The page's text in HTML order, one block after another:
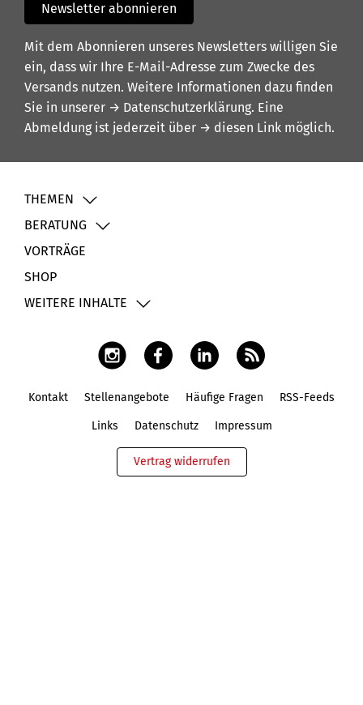
Newsletter abonnieren
Mit dem Abonnieren unseres Newsletters willigen Sie
ein, dass wir Ihre E-Mail-Adresse zum Zwecke des
Versands nutzen. Weitere Informationen dazu finden
Sie in unserer → Datenschutzerklärung. Eine
Abmeldung ist jederzeit über → diesen Link möglich.
THEMEN
BERATUNG
VORTRÄGE
SHOP
WEITERE INHALTE
Kontakt Stellenangebote Häufige Fragen RSS-Feeds
Links Datenschutz Impressum
Vertrag widerrufen